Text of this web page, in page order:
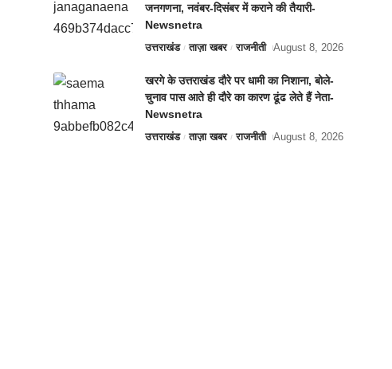
जनगणना, नवंबर-दिसंबर में कराने की तैयारी-
Newsnetra
उत्तराखंड ताज़ा खबर राजनीती August 8, 2026
खरगे के उत्तराखंड दौरे पर धामी का निशाना, बोले-
चुनाव पास आते ही दौरे का कारण ढूंढ लेते हैं नेता-
Newsnetra
उत्तराखंड ताज़ा खबर राजनीती August 8, 2026